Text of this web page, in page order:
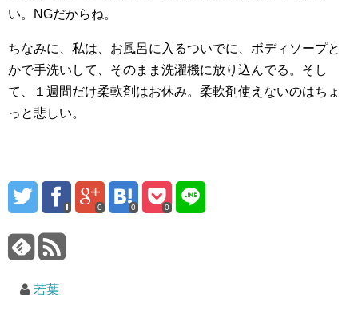
い。NGだからね。
ちなみに、私は、お風呂に入るついでに、ボディソープと
かで手洗いして、そのまま洗濯機に放り込んでる。そし
て、１週間だけ柔軟剤はお休み。柔軟剤使えないのはちょ
っと悲しい。
0 0 0
若葉